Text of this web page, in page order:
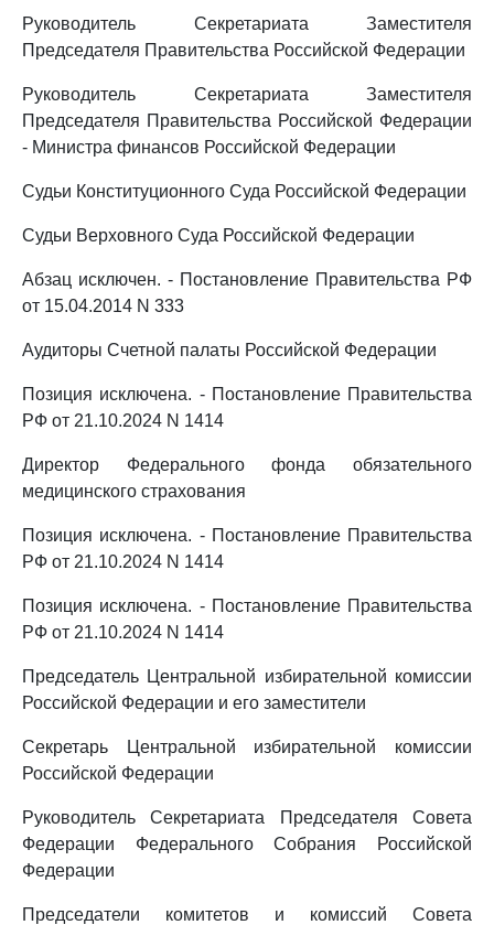
Руководитель Секретариата Заместителя
Председателя Правительства Российской Федерации
Руководитель Секретариата Заместителя
Председателя Правительства Российской Федерации
- Министра финансов Российской Федерации
Судьи Конституционного Суда Российской Федерации
Судьи Верховного Суда Российской Федерации
Абзац исключен. - Постановление Правительства РФ
от 15.04.2014 N 333
Аудиторы Счетной палаты Российской Федерации
Позиция исключена. - Постановление Правительства
РФ от 21.10.2024 N 1414
Директор Федерального фонда обязательного
медицинского страхования
Позиция исключена. - Постановление Правительства
РФ от 21.10.2024 N 1414
Позиция исключена. - Постановление Правительства
РФ от 21.10.2024 N 1414
Председатель Центральной избирательной комиссии
Российской Федерации и его заместители
Секретарь Центральной избирательной комиссии
Российской Федерации
Руководитель Секретариата Председателя Совета
Федерации Федерального Собрания Российской
Федерации
Председатели комитетов и комиссий Совета